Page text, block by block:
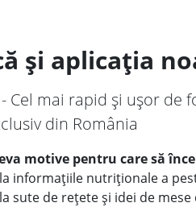
și aplicația
- Cel mai rapid și ușor
din România
motive pentru care să
informațiile nutriționale a
sute de rețete și idei de